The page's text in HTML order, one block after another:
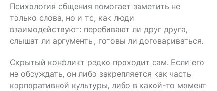
Психология общения помогает заметить не
только слова, но и то, как люди
взаимодействуют: перебивают ли друг друга,
слышат ли аргументы, готовы ли договариваться.
Скрытый конфликт редко проходит сам. Если его
не обсуждать, он либо закрепляется как часть
корпоративной культуры, либо в какой-то момент